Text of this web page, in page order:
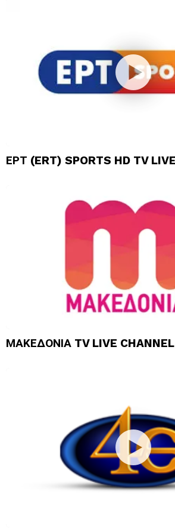
ΕΡΤ (ERT) SPORTS HD TV
ΜΑΚΕΔΟΝΙΑ TV LIVE CHANNEL